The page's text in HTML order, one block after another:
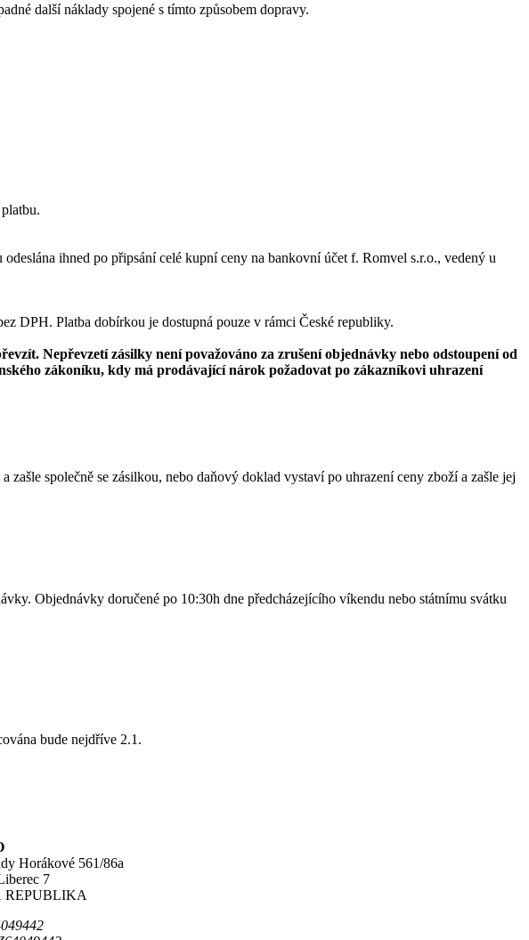
další náklady spojené s tímto způsobem dopravy.
ihned po připsání celé kupní ceny na bankovní účet f. Romvel s.r.o., vedený u
DPH. Platba dobírkou je dostupná pouze v rámci České republiky.
Nepřevzetí zásilky není považováno za zrušení objednávky nebo odstoupení od
zákoníku, kdy má prodávající nárok požadovat po zákazníkovi uhrazení
společně se zásilkou, nebo daňový doklad vystaví po uhrazení ceny zboží a zašle jej
Objednávky doručené po 10:30h dne předcházejícího víkendu nebo státnímu svátku
bude nejdříve 2.1.
Horákové 561/86a
7
REPUBLIKA